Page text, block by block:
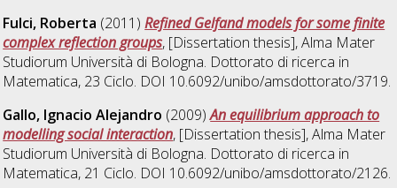
Fulci, Roberta (2011)Refined Gelfand models for some finite
complex reflection groups, [Dissertation thesis], Alma Mater
Studiorum Università di Bologna. Dottorato di ricerca in
Matematica, 23 Ciclo. DOI 10.6092/unibo/amsdottorato/3719.
Gallo, Ignacio Alejandro (2009)An equilibrium approach to
modelling social interaction, [Dissertation thesis], Alma Mater
Studiorum Università di Bologna. Dottorato di ricerca in
Matematica, 21 Ciclo. DOI 10.6092/unibo/amsdottorato/2126.